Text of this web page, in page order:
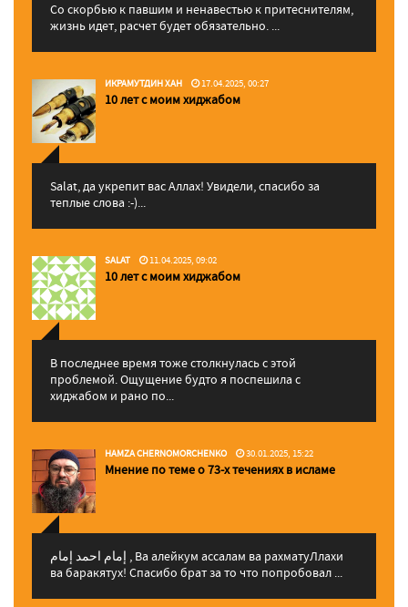
Со скорбью к павшим и ненавестью к притеснителям,
жизнь идет, расчет будет обязательно. ...
ИКРАМУТДИН ХАН 17.04.2025, 00:27
10 лет с моим хиджабом
Salat, да укрепит вас Аллаx! Увидели, спасибо за
теплые слова :-)...
SALAT 11.04.2025, 09:02
10 лет с моим хиджабом
В последнее время тоже столкнулась с этой
проблемой. Ощущение будто я поспешила с
хиджабом и рано по...
HAMZA CHERNOMORCHENKO 30.01.2025, 15:22
Мнение по теме о 73-х течениях в исламе
إمام احمد إمام , Ва алейкум ассалам ва рахматуЛлахи
ва баракятух! Спасибо брат за то что попробовал ...